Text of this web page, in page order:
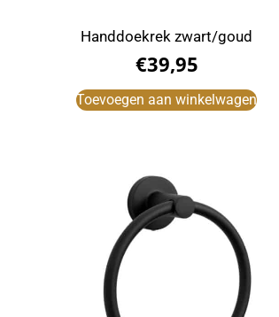
Handdoekrek zwart/goud
€39,95
Toevoegen aan winkelwagen